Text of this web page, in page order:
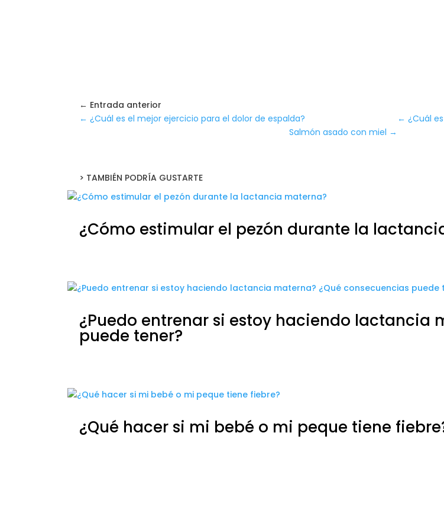
← Entrada anterior
←¿Cuál es el mejor ejercicio para el dolor de espalda?
Salmón asado con miel →
← ¿Cuál
> TAMBIÉN PODRÍA GUSTARTE
¿Cómo estimular el pezón durante la
¿Puedo entrenar si estoy haciendo lactancia
puede tener?
¿Qué hacer si mi bebé o mi peque tiene